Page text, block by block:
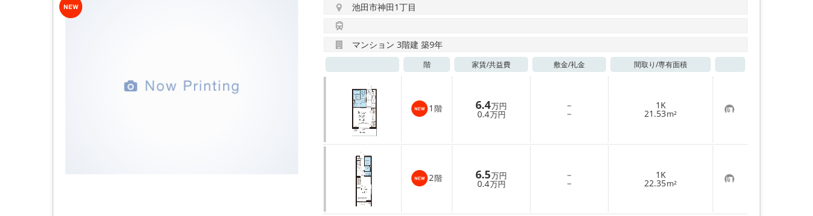
池田市神田1丁目
マンション 3階建 築9年
階 家賃/共益費 敷金/礼金 間取り/専有面積
1 階 6.4万円
0.4万円
－
－
1K
21.53m² お
気
に
入
り
登
録
2階 6.5万円
0.4万円
－
－
1K
22.35m² お
気
に
入